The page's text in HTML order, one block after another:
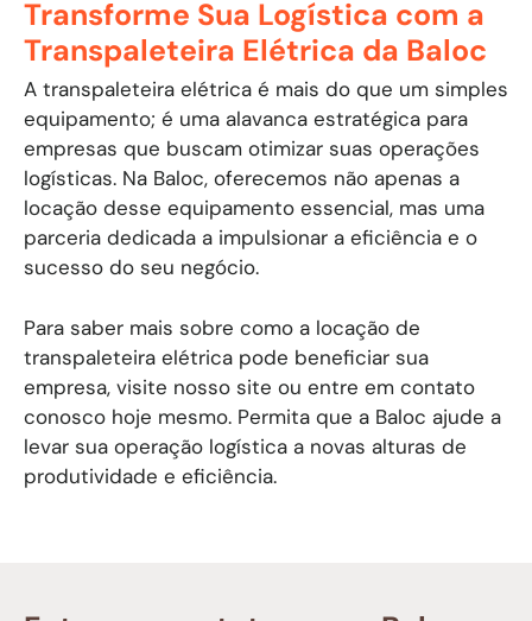
Transforme Sua Logística com a
Transpaleteira Elétrica da Baloc
A transpaleteira elétrica é mais do que um simples
equipamento; é uma alavanca estratégica para
empresas que buscam otimizar suas operações
logísticas. Na Baloc, oferecemos não apenas a
locação desse equipamento essencial, mas uma
parceria dedicada a impulsionar a eficiência e o
sucesso do seu negócio.
Para saber mais sobre como a locação de
transpaleteira elétrica pode beneficiar sua
empresa, visite nosso site ou entre em contato
conosco hoje mesmo. Permita que a Baloc ajude a
levar sua operação logística a novas alturas de
produtividade e eficiência.